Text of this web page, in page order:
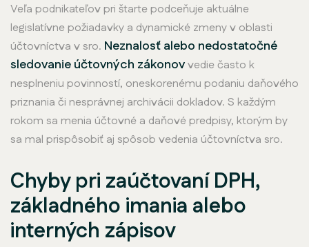
Veľa podnikateľov pri štarte podceňuje aktuálne
legislatívne požiadavky a dynamické zmeny v oblasti
účtovníctva v sro. Neznalosť alebo nedostatočné
sledovanie účtovných zákonovvedie často k
nesplneniu povinností, oneskorenému podaniu daňového
priznania či nesprávnej archivácii dokladov. S každým
rokom sa menia účtovné a daňové predpisy, ktorým by
sa mal prispôsobiť aj spôsob vedenia účtovníctva sro.
Chyby pri zaúčtovaní DPH,
základného imania alebo
interných zápisov